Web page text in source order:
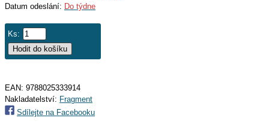
Datum odeslání: Do týdne
Ks:
EAN: 9788025333914
Nakladatelství: Fragment
Sdílejte na Facebooku